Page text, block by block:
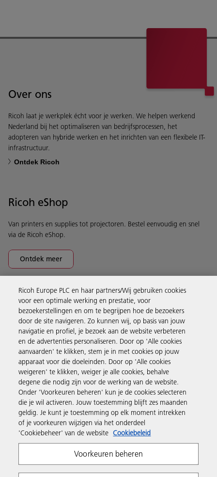
Over ons
Ricoh laat je werkplek écht voor je werken. We helpen werkend
Nederland bij het optimaliseren van bedrijfsprocessen, het
adopteren van hybride werken en het inrichten van een flexibele IT-
infrastructuur.
Ontdek Ricoh
Ricoh eShop
Van printers en supplies tot projectoren. Bestel eenvoudig en snel
via de Ricoh eShop.
Ontdek meer
Business Solutions
Producten en services
Support en contact
Inspiratie
Volg Ricoh
Ricoh Europe PLC en haar partners/Wij gebruiken cookies
voor een optimale werking en prestatie, voor
bezoekerstellingen en om te begrijpen hoe de bezoekers
door de site navigeren. Zo kunnen wij, op basis van jouw
navigatie en profiel, je bezoek aan de website verbeteren
en de advertenties personaliseren. Door op 'Alle cookies
aanvaarden' te klikken, stem je in met cookies op jouw
apparaat voor die doeleinden. Door op 'Alle cookies
weigeren' te klikken, weiger je alle cookies, behalve
degene die nodig zijn voor de werking van de website.
Onder 'Voorkeuren beheren' kun je de cookies selecteren
die je wil activeren. Jouw toestemming blijft zes maanden
geldig. Je kunt je toestemming op elk moment intrekken
of je voorkeuren wijzigen via het onderdeel
'Cookiebeheer' van de website Cookiebeleid
Voorkeuren beheren